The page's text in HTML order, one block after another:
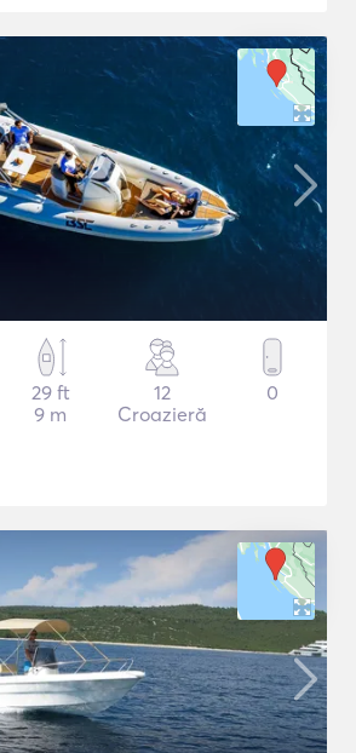
29 ft
9 m
12
Croazieră
0